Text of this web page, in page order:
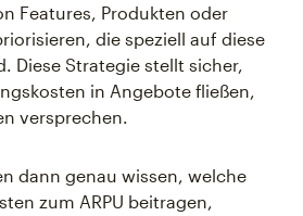
Features, Produkten oder
die speziell auf diese
Diese Strategie stellt sicher,
in Angebote fließen,
versprechen.
dann genau wissen, welche
zum ARPU beitragen,